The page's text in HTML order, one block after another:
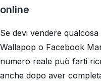
online
Se devi vendere
Wallapop o Facebook
numero reale può farti
anche dopo aver